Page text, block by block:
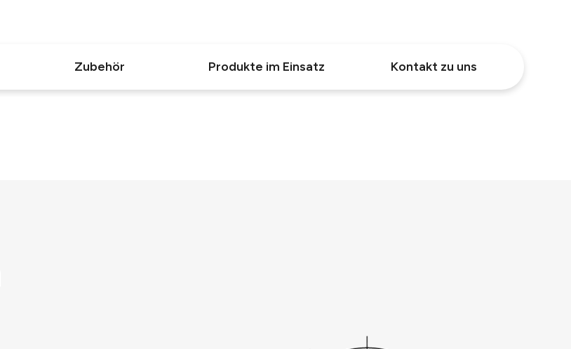
Zubehör Produkte im Einsatz Kontakt zu uns